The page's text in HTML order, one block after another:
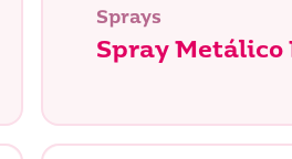
Sprays
Spray Metálico